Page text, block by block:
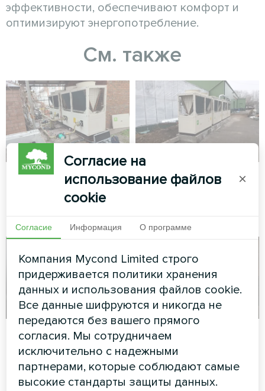
эффективности, обеспечивают комфорт и
оптимизируют энергопотребление.
См. также
Отель
Модульный тепловой насос
Теплица
Офис
Художественное
оформление
вентиляторного доводчика
Загородный
коттедж с
тепловыми
насосами Mycond
Согласие на
использование файлов
cookie
×
Согласие Информация О программе
Компания Mycond Limited строго
придерживается политики хранения
данных и использования файлов cookie.
Все данные шифруются и никогда не
передаются без вашего прямого
согласия. Мы сотрудничаем
исключительно с надежными
партнерами, которые соблюдают самые
высокие стандарты защиты данных.